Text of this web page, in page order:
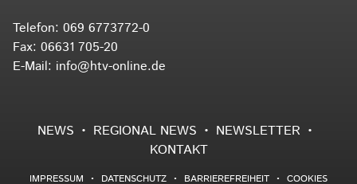
Telefon: 069 6773772-0
Fax: 06631 705-20
E-Mail: info@htv-online.de
NEWS REGIONAL NEWS
NEWSLETTER
KONTAKT
IMPRESSUM DATENSCHUTZ BARRIEREFREIHEIT COOKIES